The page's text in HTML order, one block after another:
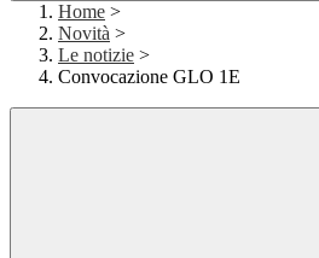
Home >
Novità >
Le notizie >
Convocazione GLO 1E